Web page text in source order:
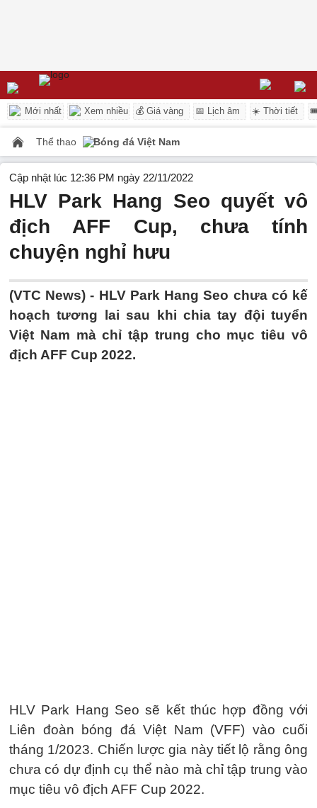
Mới nhất Xem nhiều 💰 Giá vàng 📅 Lịch âm ☀️ Thời tiết
Thể thao Bóng đá Việt Nam
Cập nhật lúc 12:36 PM ngày 22/11/2022
HLV Park Hang Seo quyết vô
địch AFF Cup, chưa tính
chuyện nghỉ hưu
(VTC News) - HLV Park Hang Seo chưa có kế
hoạch tương lai sau khi chia tay đội tuyển
Việt Nam mà chỉ tập trung cho mục tiêu vô
địch AFF Cup 2022.
HLV Park Hang Seo sẽ kết thúc hợp đồng với
Liên đoàn bóng đá Việt Nam (VFF) vào cuối
tháng 1/2023. Chiến lược gia này tiết lộ rằng ông
chưa có dự định cụ thể nào mà chỉ tập trung vào
mục tiêu vô địch AFF Cup 2022.